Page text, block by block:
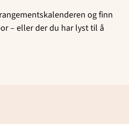
og finn
– eller der du har lyst til å